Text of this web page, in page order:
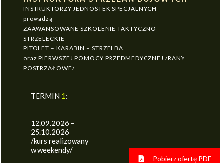
INSTRUKTORZY JEDNOSTEK SPECJALNYCH
prowadzą
ZAAWANSOWANE SZKOLENIE TAKTYCZNO-
STRZELECKIE
PITOLET – KARABIN – STRZELBA
oraz PIERWSZEJ POMOCY PRZEDMEDYCZNEJ /RANY
POSTRZAŁOWE/
TERMIN 1:
12.09.2026 –
25.10.2026
/kurs realizowany
w weekendy/
Pobierz ofertę PDF